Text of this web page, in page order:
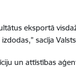
eksportā
sacīja
un attīstības